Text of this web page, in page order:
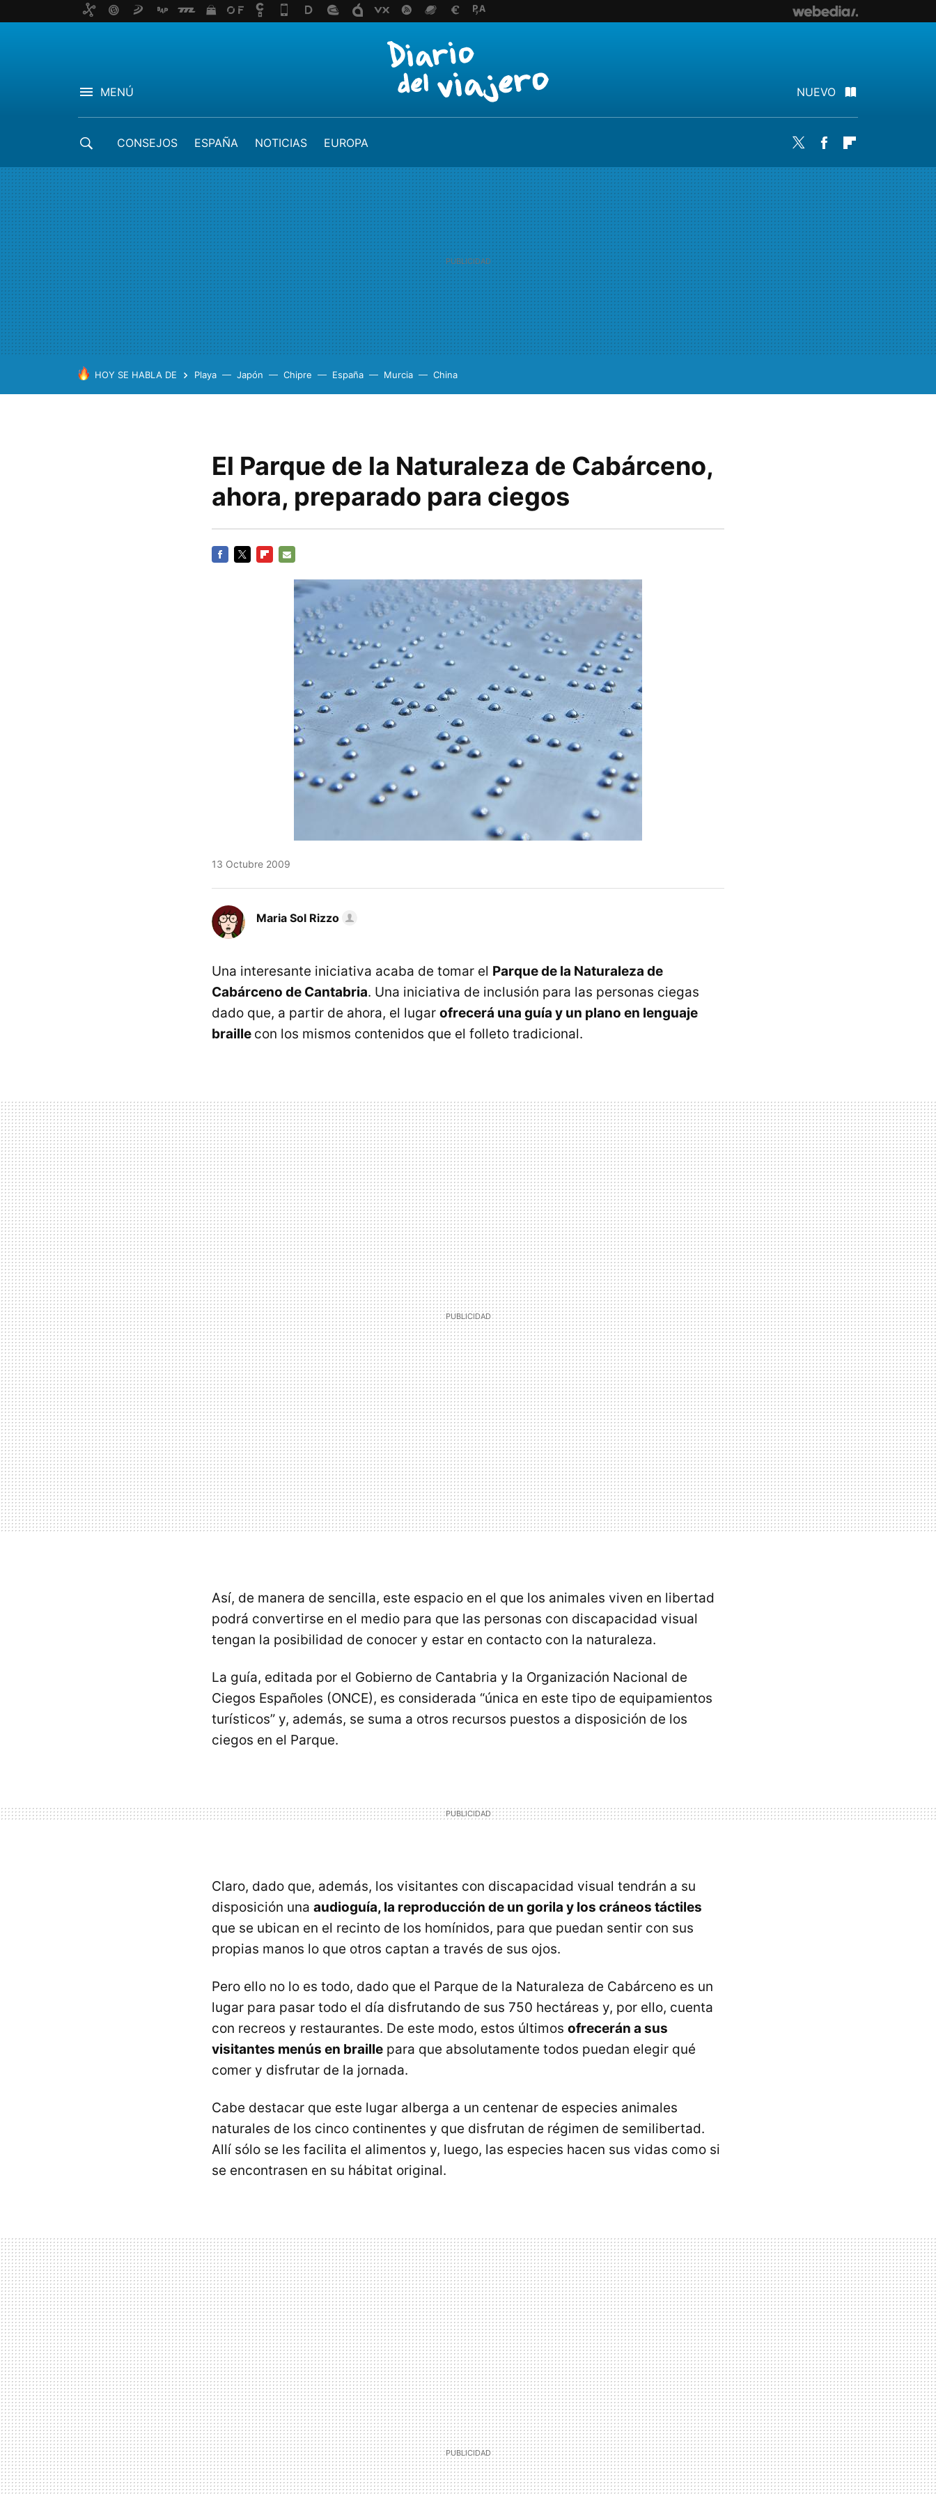
MENÚ NUEVO
CONSEJOS ESPAÑA NOTICIAS EUROPA Twitter Facebook
HOY SE HABLA DE Playa Japón Chipre España Murcia China
El Parque de la Naturaleza de Cabárceno,
ahora, preparado para ciegos
MAIL
13 Octubre 2009
Maria Sol Rizzo
Una interesante iniciativa acaba de tomar el Parque de la Naturaleza de
Cabárceno de Cantabria. Una iniciativa de inclusión para las personas ciegas
dado que, a partir de ahora, el lugar ofrecerá una guía y un plano en lenguaje
braille con los mismos contenidos que el folleto tradicional.
Así, de manera de sencilla, este espacio en el que los animales viven en libertad
podrá convertirse en el medio para que las personas con discapacidad visual
tengan la posibilidad de conocer y estar en contacto con la naturaleza.
La guía, editada por el Gobierno de Cantabria y la Organización Nacional de
Ciegos Españoles (ONCE), es considerada “única en este tipo de equipamientos
turísticos” y, además, se suma a otros recursos puestos a disposición de los
ciegos en el Parque.
Claro, dado que, además, los visitantes con discapacidad visual tendrán a su
disposición una audioguía, la reproducción de un gorila y los cráneos táctiles
que se ubican en el recinto de los homínidos, para que puedan sentir con sus
propias manos lo que otros captan a través de sus ojos.
Pero ello no lo es todo, dado que el Parque de la Naturaleza de Cabárceno es un
lugar para pasar todo el día disfrutando de sus 750 hectáreas y, por ello, cuenta
con recreos y restaurantes. De este modo, estos últimos ofrecerán a sus
visitantes menús en braille para que absolutamente todos puedan elegir qué
comer y disfrutar de la jornada.
Cabe destacar que este lugar alberga a un centenar de especies animales
naturales de los cinco continentes y que disfrutan de régimen de semilibertad.
Allí sólo se les facilita el alimentos y, luego, las especies hacen sus vidas como si
se encontrasen en su hábitat original.